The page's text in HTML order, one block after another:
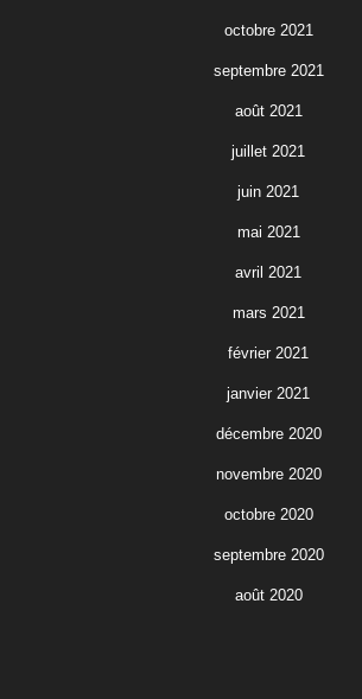
octobre 2021
septembre 2021
août 2021
juillet 2021
juin 2021
mai 2021
avril 2021
mars 2021
février 2021
janvier 2021
décembre 2020
novembre 2020
octobre 2020
septembre 2020
août 2020